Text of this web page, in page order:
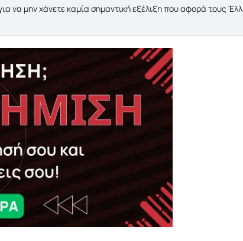
να μην χάνετε καμία σημαντική εξέλιξη που αφορά τους